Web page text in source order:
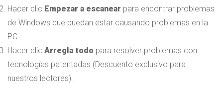
Hacer clic Empezar a escanear para encontrar problemas
de Windows que puedan estar causando problemas en la
PC.
Hacer clic Arregla todo para resolver problemas con
tecnologías patentadas (Descuento exclusivo para
nuestros lectores).